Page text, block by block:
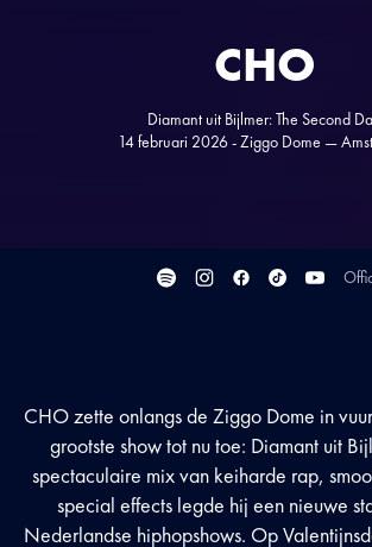
CHO
Diamant uit Bijlmer: The Second
14 februari 2026 - Ziggo Dome —
CHO zette onlangs de Ziggo Dome in
grootste show tot nu toe: Diamant uit
spectaculaire mix van keiharde rap,
special effects legde hij een nieuwe
Nederlandse hiphopshows. Op